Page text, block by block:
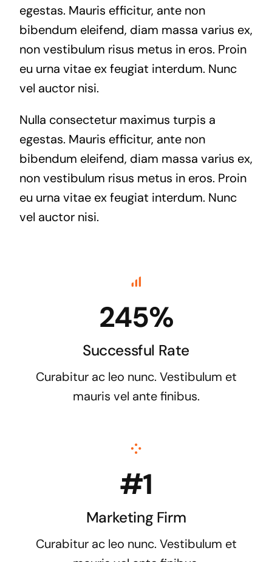
egestas. Mauris efficitur, ante non
bibendum eleifend, diam massa varius ex,
non vestibulum risus metus in eros. Proin
eu urna vitae ex feugiat interdum. Nunc
vel auctor nisi.
Nulla consectetur maximus turpis a
egestas. Mauris efficitur, ante non
bibendum eleifend, diam massa varius ex,
non vestibulum risus metus in eros. Proin
eu urna vitae ex feugiat interdum. Nunc
vel auctor nisi.
245%
Successful Rate
Curabitur ac leo nunc. Vestibulum et
mauris vel ante finibus.
#1
Marketing Firm
Curabitur ac leo nunc. Vestibulum et